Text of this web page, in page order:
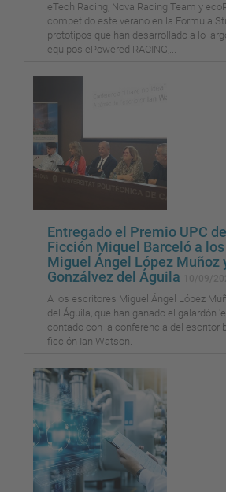
eTech Racing, Nova Racing Team y
competido este verano en la Formula
prototipos que han desarrollado a lo
equipos ePowered RACING,...
Entregado el Premio UPC
Ficción Miquel Barceló a
Miguel Ángel López Muñoz
Gonzálvez del Águila
A los escritores Miguel Ángel López
del Águila, que han ganado el galardón
contado con la conferencia del escritor
ficción Ian Watson.